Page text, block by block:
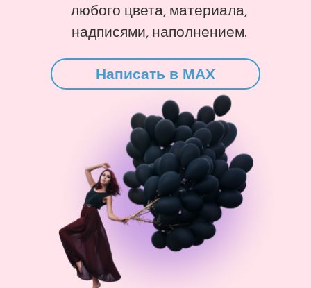
любого цвета, материала,
надписями, наполнением.
Написать в MAX